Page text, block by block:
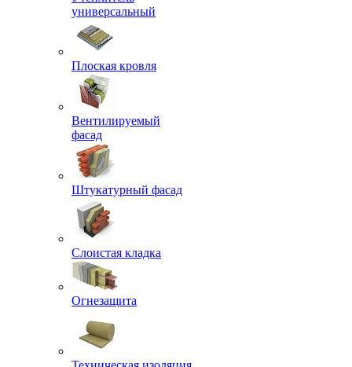
универсальный
Плоская кровля
Вентилируемый
фасад
Штукатурный фасад
Слоистая кладка
Огнезащита